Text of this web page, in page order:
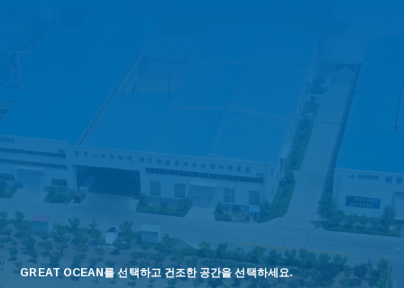
GREAT OCEAN를 선택하고 건조한 공간을 선택하세요.